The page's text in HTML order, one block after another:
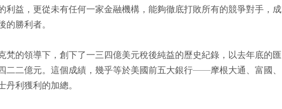
利益，更從未有任何一家金融機構，能夠徹底打敗所有的競爭對手，成
勝利者。
的領導下，創下了一三四億美元稅後純益的歷史紀錄，以去年底的匯
二二億元。這個成績，幾乎等於美國前五大銀行——摩根大通、富國、
利獲利的加總。